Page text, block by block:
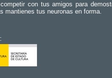
con tus amigos para
mantienes tus neuronas en forma.